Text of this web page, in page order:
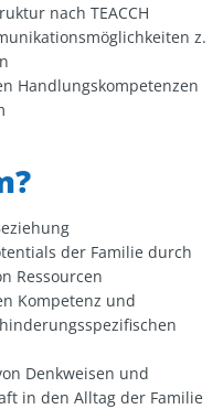
nach TEACCH
z.
Handlungskompetenzen
der Familie durch
Ressourcen
Kompetenz und
Denkweisen und
in den Alltag der Familie